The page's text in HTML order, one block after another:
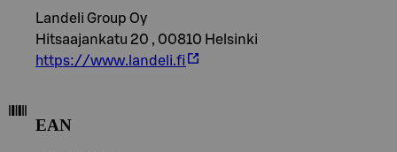
Landeli Group Oy
Hitsaajankatu 20 , 00810 Helsinki
https://www.landeli.fi
EAN